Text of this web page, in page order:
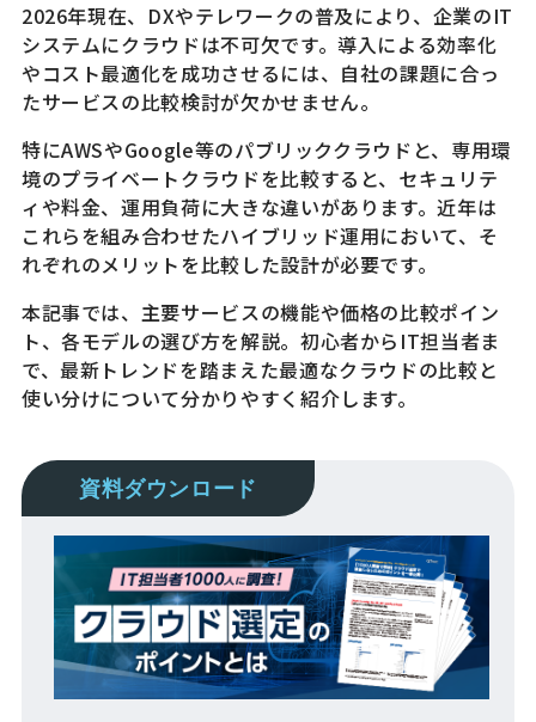
2026年現在、DXやテレワークの普及により、企業のIT
システムにクラウドは不可欠です。導入による効率化
やコスト最適化を成功させるには、自社の課題に合っ
たサービスの比較検討が欠かせません。
特にAWSやGoogle等のパブリッククラウドと、専用環
境のプライベートクラウドを比較すると、セキュリテ
ィや料金、運用負荷に大きな違いがあります。近年は
これらを組み合わせたハイブリッド運用において、そ
れぞれのメリットを比較した設計が必要です。
本記事では、主要サービスの機能や価格の比較ポイン
ト、各モデルの選び方を解説。初心者からIT担当者ま
で、最新トレンドを踏まえた最適なクラウドの比較と
使い分けについて分かりやすく紹介します。
資料ダウンロード